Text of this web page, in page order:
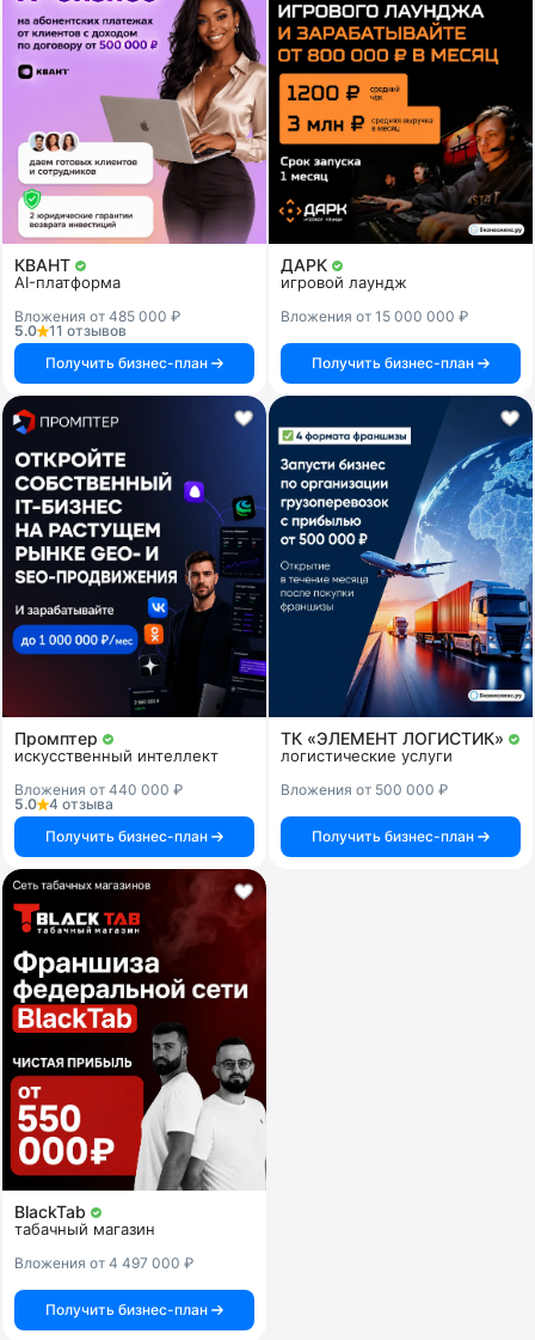
КВАНТ
AI-платформа
Вложения от 485 000 ₽
5.0
11 отзывов
Получить бизнес-план
ДАРК
игровой лаундж
Вложения от 15 000 000 ₽
Получить бизнес-план
Промптер
искусственный интеллект
Вложения от 440 000 ₽
5.0
4 отзыва
Получить бизнес-план
ТК «ЭЛЕМЕНТ ЛОГИСТИК»
логистические услуги
Вложения от 500 000 ₽
Получить бизнес-план
BlackTab
табачный магазин
Вложения от 4 497 000 ₽
Получить бизнес-план